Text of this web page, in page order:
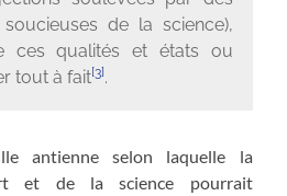
de la science),
ces qualités et états ou
tout à fait[3].
antienne selon laquelle la
et de la science pourrait